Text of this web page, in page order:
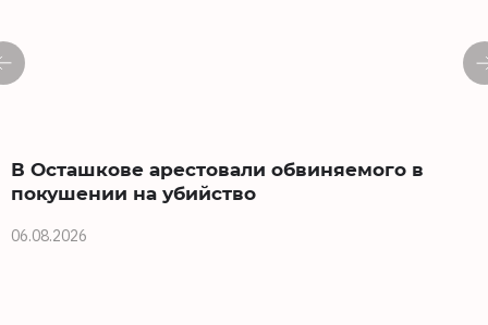
В Осташкове арестовали обвиняемого в
покушении на убийство
06.08.2026